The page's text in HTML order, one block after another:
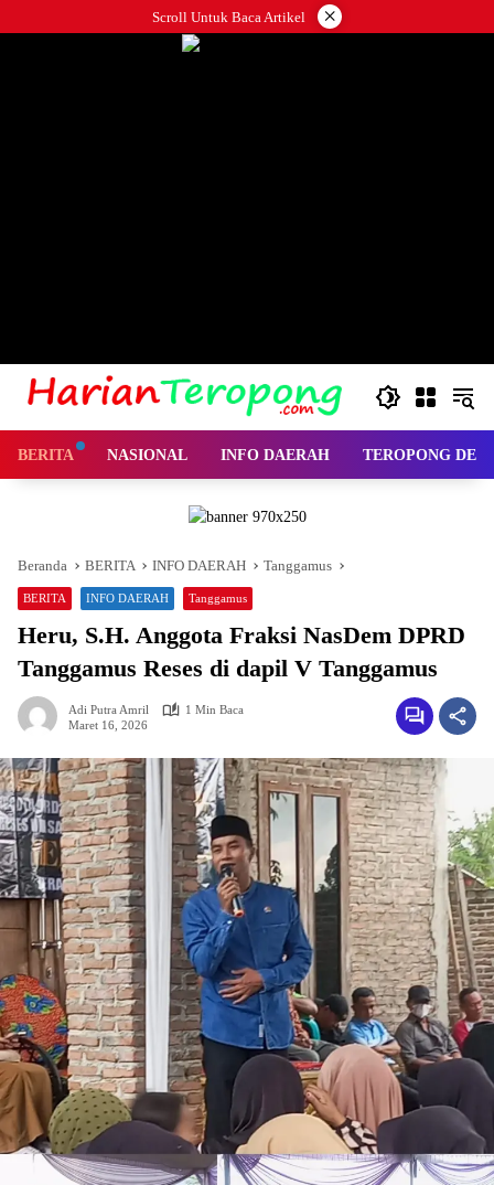
ke
Scroll Untuk Baca Artikel ×
BERITA NASIONAL INFO DAERAH TEROPONG
Beranda BERITA INFO DAERAH Tanggamus
BERITA INFO DAERAH Tanggamus
Heru, S.H. Anggota Fraksi NasDem DPRD
Tanggamus Reses di dapil V Tanggamus
Adi Putra Amril
1 Min Baca
Maret 16, 2026